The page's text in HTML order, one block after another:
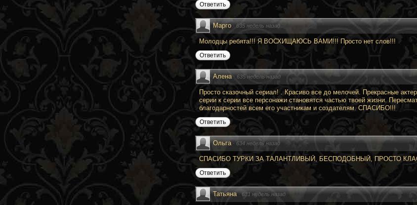
Ответить
Марго · 635 недель назад
Молодцы ребята!!! Я ВОСХИЩАЮСЬ ВАМИ!!! Просто нет слов!!!
Ответить
Алена · 635 недель назад
Просто сказочный сериал! . Красиво все до мелочей. Прекрасные
серии к серии все персонажи становятся частью твоей жизни.
благодарностей всем его участникам и создателям. СПАСИБО!!!
Ответить
Ольга ·634 недель назад
СПАСИБО ТУРКИ ЗА ТАЛАНТЛИВЫЙ, БЕСПОДОБНЫЙ, ПРОСТО
Ответить
Татьяна ·631 недель назад